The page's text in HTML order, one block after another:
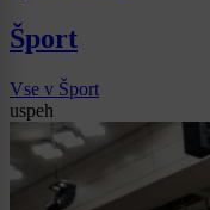
Šport
Vse v Šport
uspeh